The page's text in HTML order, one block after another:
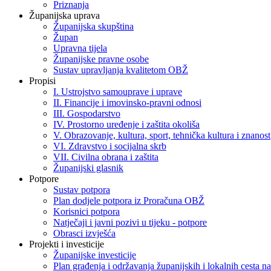
Priznanja
Županijska uprava
Županijska skupština
Župan
Upravna tijela
Županijske pravne osobe
Sustav upravljanja kvalitetom OBŽ
Propisi
I. Ustrojstvo samouprave i uprave
II. Financije i imovinsko-pravni odnosi
III. Gospodarstvo
IV. Prostorno uređenje i zaštita okoliša
V. Obrazovanje, kultura, sport, tehnička kultura i znanost
VI. Zdravstvo i socijalna skrb
VII. Civilna obrana i zaštita
Županijski glasnik
Potpore
Sustav potpora
Plan dodjele potpora iz Proračuna OBŽ
Korisnici potpora
Natječaji i javni pozivi u tijeku - potpore
Obrasci izvješća
Projekti i investicije
Županijske investicije
Plan građenja i održavanja županijskih i lokalnih cesta